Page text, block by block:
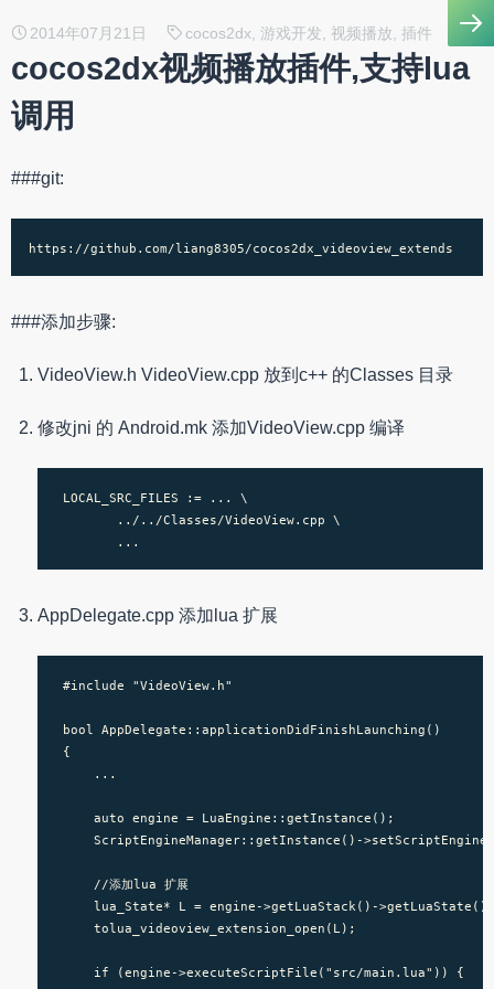
2014年07月21日 cocos2dx, 游戏开发, 视频播放, 插件
cocos2dx视频播放插件,支持lua
调用
###git:
###添加步骤:
VideoView.h VideoView.cpp 放到c++ 的Classes 目录
修改jni 的 Android.mk 添加VideoView.cpp 编译
LOCAL_SRC_FILES := ... \
        ../../Classes/VideoView.cpp \
AppDelegate.cpp 添加lua 扩展
#include "VideoView.h"
bool AppDelegate::applicationDidFinishLaunching()
{
     ...
     auto engine = LuaEngine::getInstance();
ScriptEngineManager::getInstance()-
     //添加lua 扩展
     lua_State* L = engine->getLuaStack()->getLuaState();
     tolua_videoview_extension_open(L);
     if (engine->executeScriptFile("src/main.lua")) {